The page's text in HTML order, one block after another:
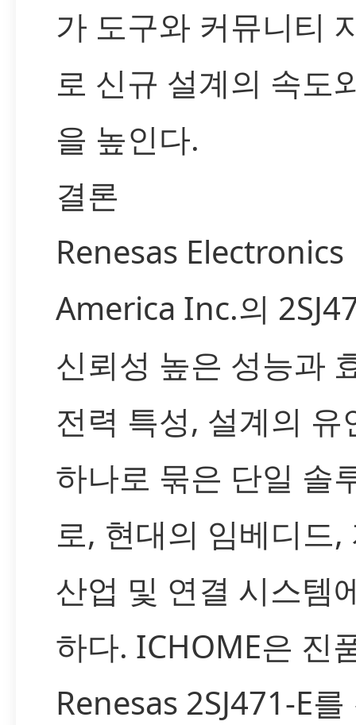
가 도구와 커뮤니티
로 신규 설계의 속도
을 높인다.
결론
Renesas Electronics
America Inc.의
신뢰성 높은 성능과
전력 특성, 설계의 유
하나로 묶은 단일 솔
로, 현대의 임베디드,
산업 및 연결 시스템
하다. ICHOME은 진
Renesas 2SJ471-E